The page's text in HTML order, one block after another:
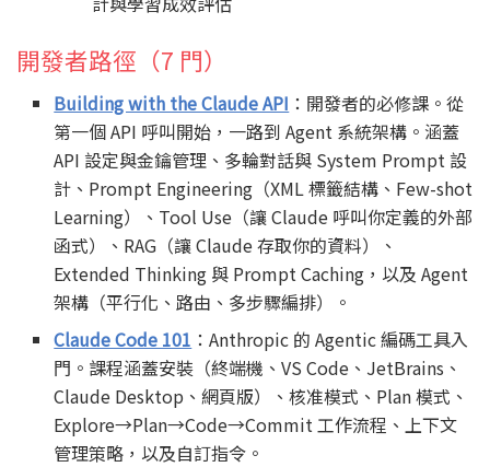
開發者路徑（7 門）
Building with the Claude API ：開發者的必修課。從
第一個 API 呼叫開始，一路到 Agent 系統架構。涵蓋
API 設定與金鑰管理、多輪對話與 System Prompt 設
計、Prompt Engineering（XML 標籤結構、Few-shot
Learning）、Tool Use（讓 Claude 呼叫你定義的外部
函式）、RAG（讓 Claude 存取你的資料）、
Extended Thinking 與 Prompt Caching，以及 Agent
架構（平行化、路由、多步驟編排）。
Claude Code 101 ：Anthropic 的 Agentic 編碼工具入
門。課程涵蓋安裝（終端機、VS Code、JetBrains、
Claude Desktop、網頁版）、核准模式、Plan 模式、
Explore→Plan→Code→Commit 工作流程、上下文
管理策略，以及自訂指令。